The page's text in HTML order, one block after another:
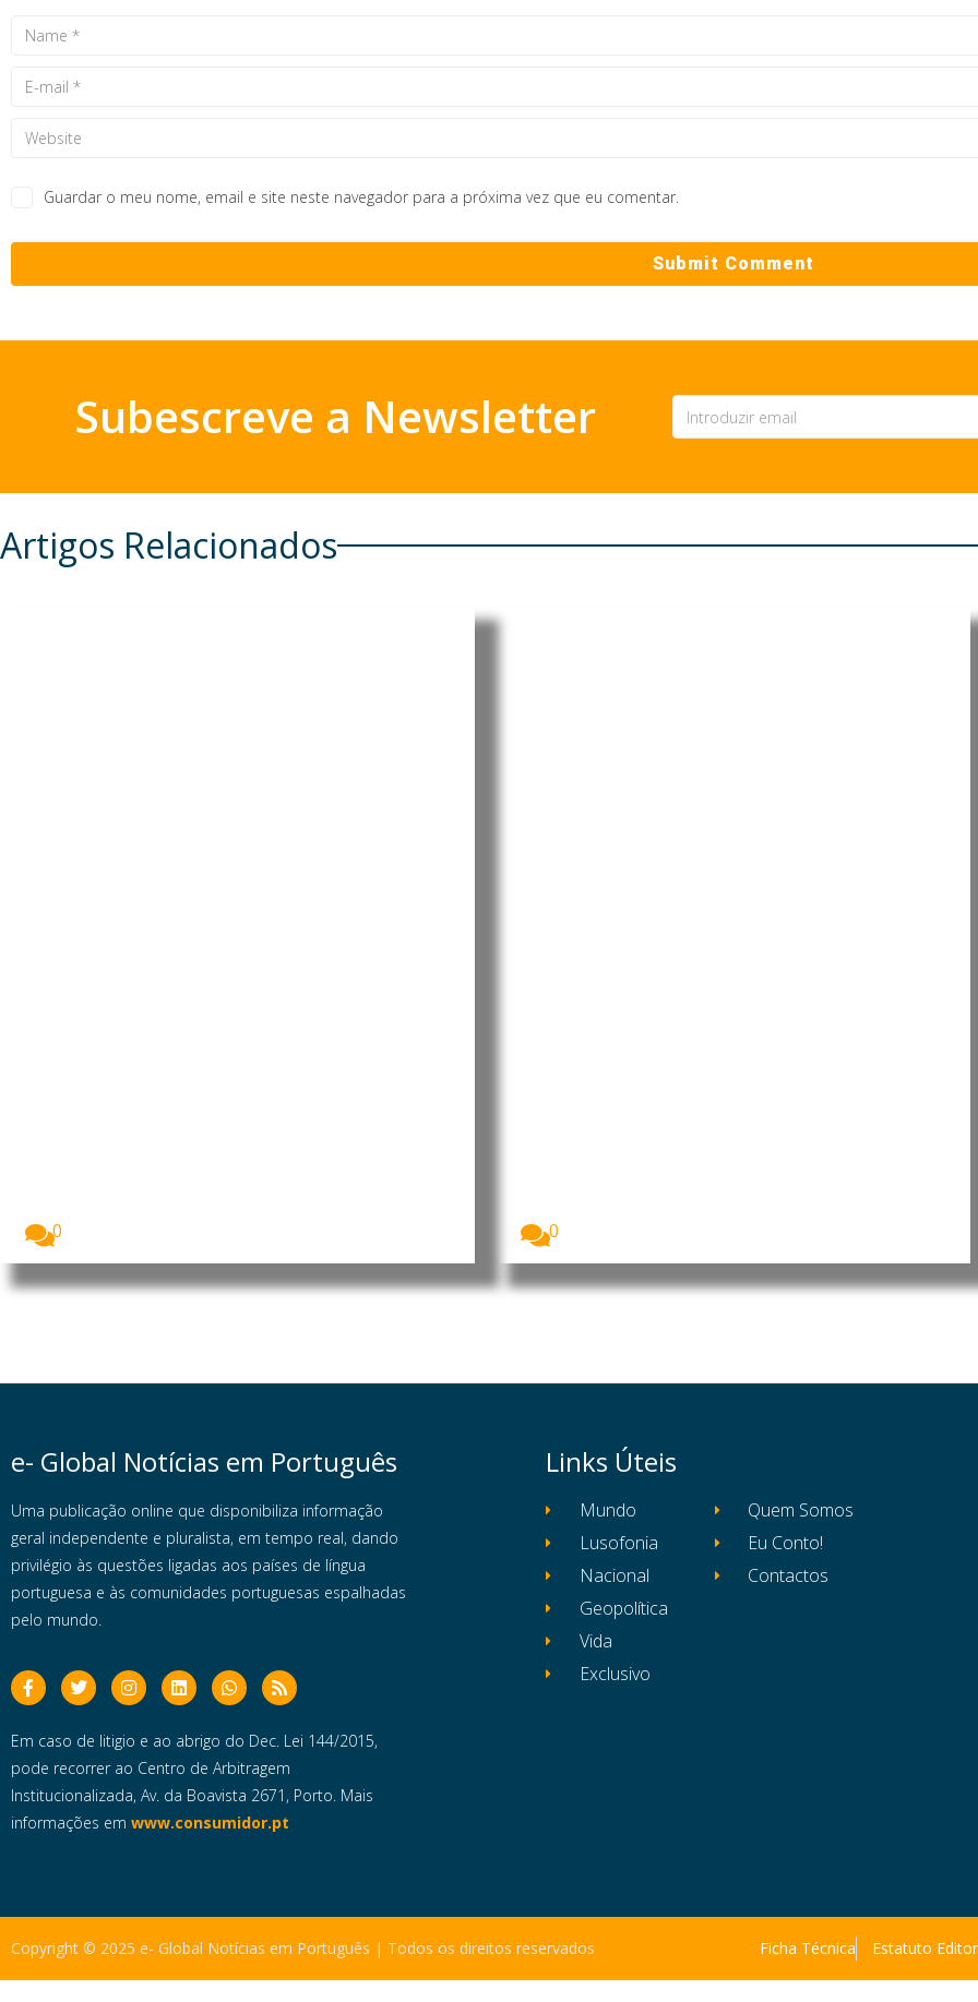
Guardar o meu nome, email e site neste navegador para a próxima vez que eu comentar.
Subescreve a Newsletter
Artigos Relacionados
0
0
e- Global Notícias em Português
Uma publicação online que disponibiliza informação
geral independente e pluralista, em tempo real, dando
privilégio às questões ligadas aos países de língua
portuguesa e às comunidades portuguesas espalhadas
pelo mundo.
Em caso de litigio e ao abrigo do Dec. Lei 144/2015,
pode recorrer ao Centro de Arbitragem
Institucionalizada, Av. da Boavista 2671, Porto. Mais
informações em www.consumidor.pt
Links Úteis
Mundo
Lusofonia
Nacional
Geopolítica
Vida
Exclusivo
Quem Somos
Eu Conto!
Contactos
Copyright © 2025 e- Global Notícias em Português | Todos os direitos reservados Ficha Técnica Estatuto